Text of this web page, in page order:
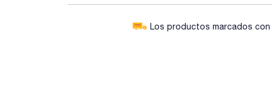
Los productos marcados